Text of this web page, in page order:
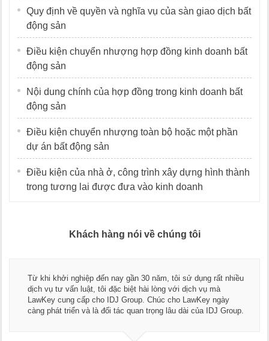
Quy định về quyền và nghĩa vụ của sàn giao dịch bất
động sản
Điều kiện chuyển nhượng hợp đồng kinh doanh bất
động sản
Nội dung chính của hợp đồng trong kinh doanh bất
động sản
Điều kiện chuyển nhượng toàn bộ hoặc một phần
dự án bất động sản
Điều kiện của nhà ở, công trình xây dựng hình thành
trong tương lai được đưa vào kinh doanh
Khách hàng nói về chúng tôi
Thay mặt Công ty Dương Cafe, tôi xin chân thành cảm ơn đội
ngũ luật sư, kế toán của LawKey. Thực sự yên tâm khi sử
dụng dịch vụ tư vấn pháp luật và kế toán thuế bên các bạn.
Chúc các bạn phát triển hơn, phục vụ tốt hơn cho cộng đồng